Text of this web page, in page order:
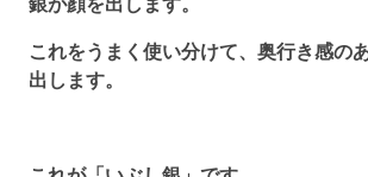
これをうまく使い分けて、奥行き感の
出します。